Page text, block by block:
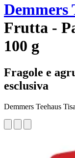
Demmers
Frutta -
100 g
Fragole e
esclusiva
Demmers Teehaus